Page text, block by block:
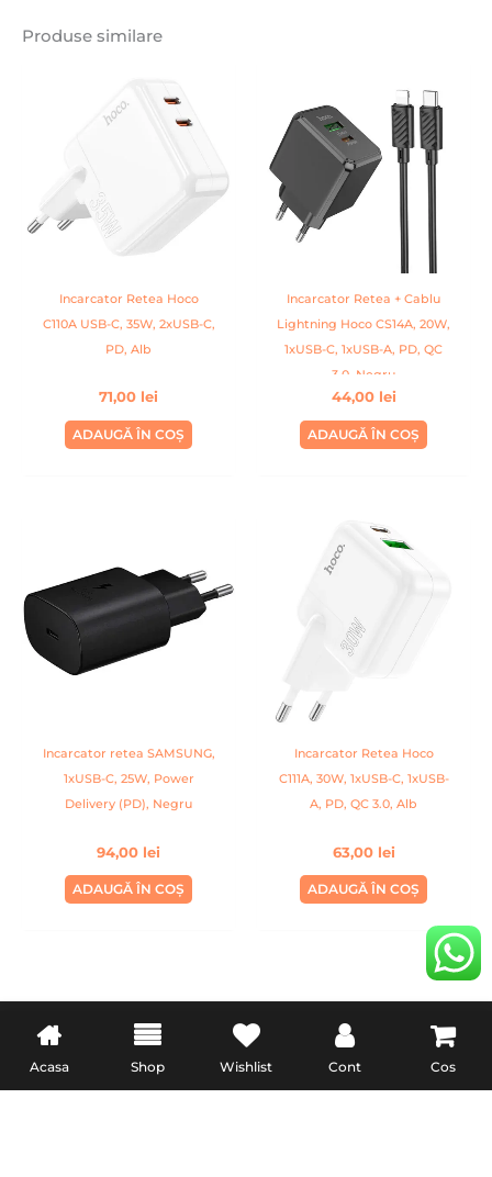
Produse similare
Incarcator Retea Hoco
C110A USB-C, 35W, 2xUSB-C,
PD, Alb
71,00 lei
ADAUGĂ ÎN COȘ
Incarcator Retea + Cablu
Lightning Hoco CS14A, 20W,
1xUSB-C, 1xUSB-A, PD, QC
3.0, Negru
44,00 lei
ADAUGĂ ÎN COȘ
Incarcator retea SAMSUNG,
1xUSB-C, 25W, Power
Delivery (PD), Negru
94,00 lei
ADAUGĂ ÎN COȘ
Incarcator Retea Hoco
C111A, 30W, 1xUSB-C, 1xUSB-
A, PD, QC 3.0, Alb
63,00 lei
ADAUGĂ ÎN COȘ
INFORMATII UTILE LEGAL
Acasa Shop Wishlist Cont Cos